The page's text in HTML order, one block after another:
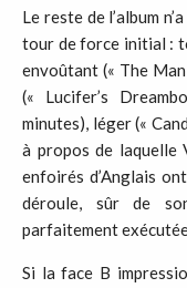
Le reste de l’album
tour de force initial :
envoûtant (« The
(« Lucifer’s
minutes), léger («
à propos de laquelle
enfoirés d’Anglais
déroule, sûr de
parfaitement
Si la face B